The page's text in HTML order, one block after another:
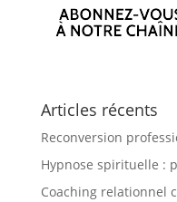
Articles récents
Reconversion
Hypnose spirituelle :
Coaching relationnel